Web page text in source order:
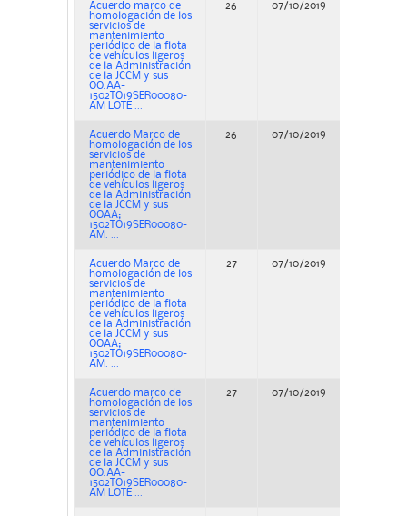
Acuerdo marco de
homologación de los
servicios de
mantenimiento
periódico de la flota
de vehículos ligeros
de la Administración
de la JCCM y sus
OO.AA-
1502TO19SER00080-
AM LOTE ...
26 07/10/2019
Acuerdo Marco de
homologación de los
servicios de
mantenimiento
periódico de la flota
de vehículos ligeros
de la Administración
de la JCCM y sus
OOAA;
1502TO19SER00080-
AM. ...
26 07/10/2019
Acuerdo Marco de
homologación de los
servicios de
mantenimiento
periódico de la flota
de vehículos ligeros
de la Administración
de la JCCM y sus
OOAA;
1502TO19SER00080-
AM. ...
27 07/10/2019
Acuerdo marco de
homologación de los
servicios de
mantenimiento
periódico de la flota
de vehículos ligeros
de la Administración
de la JCCM y sus
OO.AA-
1502TO19SER00080-
AM LOTE ...
27 07/10/2019